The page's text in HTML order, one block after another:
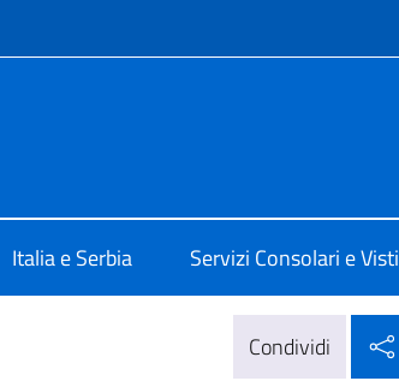
Italia e Serbia Servizi Consolari e Visti
Condividi